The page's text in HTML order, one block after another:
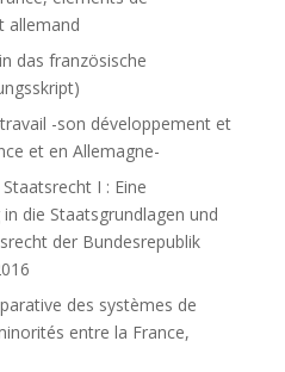
allemand
das französische
travail -son développement et
et en Allemagne-
I : Eine
die Staatsgrundlagen und
der Bundesrepublik
des systèmes de
entre la France,